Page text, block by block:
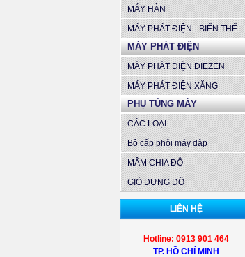
MÁY HÀN
MÁY PHÁT ĐIỆN - BIẾN THẾ
MÁY PHÁT ĐIỆN
MÁY PHÁT ĐIỆN DIEZEN
MÁY PHÁT ĐIỆN XĂNG
PHỤ TÙNG MÁY
CÁC LOẠI
Bộ cấp phôi máy dập
MÂM CHIA ĐỘ
GIỎ ĐỰNG ĐỒ
LIÊN HỆ
Hotline: 0913 901 464
TP. HỒ CHÍ MINH